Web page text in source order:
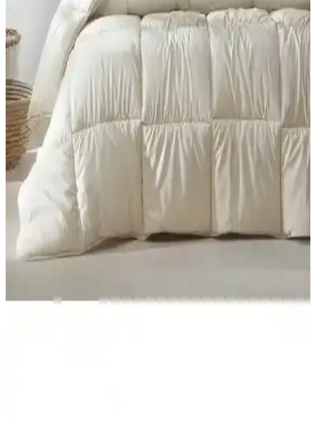
Formeya Lüx Çocuk ve Tek Kişilik Yorganları
Karşılaştırması ve Kullanıcı Yorumları
İki farklı Formeya Lüx yorganını detaylı karşılaştırıyoruz. Ölçüler,
malzeme, kullanım özellikleri ve kullanıcı yorumlarıyla ürünlerin
performansını analiz ediyoruz.
Yataş Dacron Aerelle Blue ve Climarelle Yorgan
Karşılaştırması 4 Mevsim Kullanım ve Kalite
Özellikleri
İki farklı Yataş yorganını karşılaştırıyoruz. Malzeme, kullanım,
yıkama ve kullanıcı geri bildirimleri detaylı incelenerek, performans
ve dayanıklılık açısından değerlendirilmiştir.
GOLDRİSE Melissa ve Teksnil Home Çift Kişilik
Welsoft Yorgan Karşılaştırması
seçimi yapmanıza yardımcı oluyor.